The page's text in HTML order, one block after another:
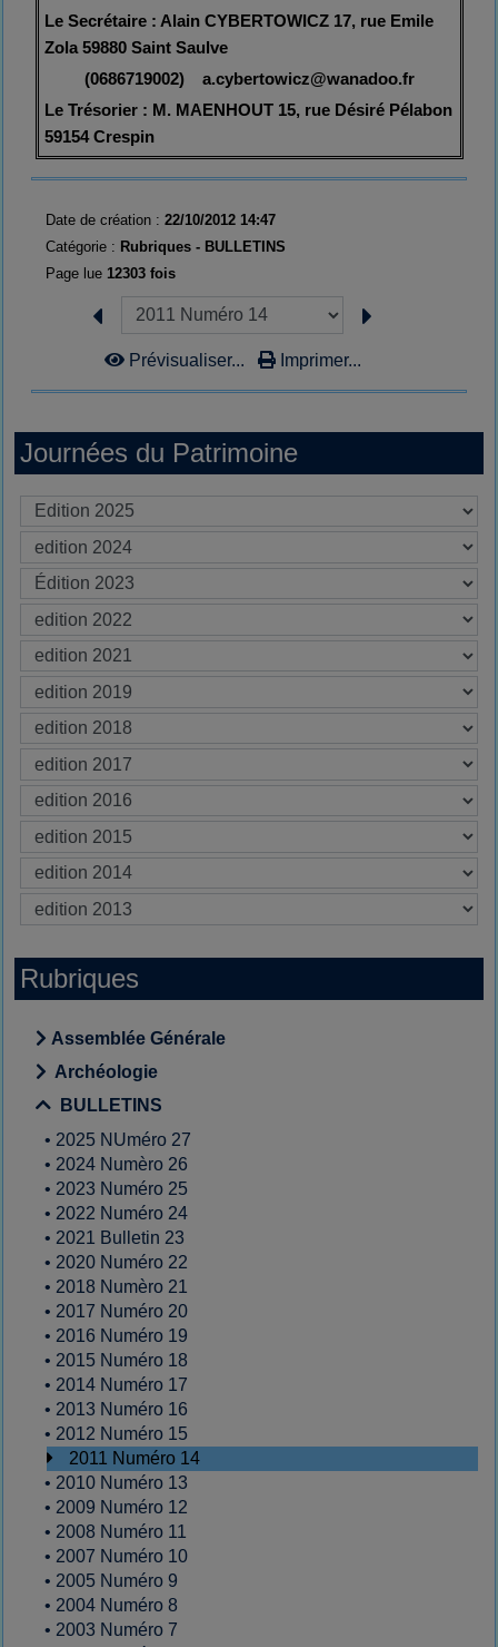
Journées du Patrimoine
Rubriques
Assemblée Générale
Archéologie
BULLETINS
• 2025 NUméro 27
• 2024 Numèro 26
• 2023 Numéro 25
• 2022 Numéro 24
• 2021 Bulletin 23
• 2020 Numéro 22
• 2018 Numèro 21
• 2017 Numéro 20
• 2016 Numéro 19
• 2015 Numéro 18
• 2014 Numéro 17
• 2013 Numéro 16
• 2012 Numéro 15
2011 Numéro 14
• 2010 Numéro 13
• 2009 Numéro 12
• 2008 Numéro 11
• 2007 Numéro 10
• 2005 Numéro 9
• 2004 Numéro 8
• 2003 Numéro 7
Le Secrétaire : Alain CYBERTOWICZ 17, rue Emile
Zola 59880 Saint Saulve
(0686719002)
a.cybertowicz@wanadoo.fr
Le Trésorier : M. MAENHOUT 15, rue Désiré Pélabon
59154 Crespin
Date de création : 22/10/2012 14:47
Catégorie : Rubriques - BULLETINS
Page lue 12303 fois
Prévisualiser... Imprimer...